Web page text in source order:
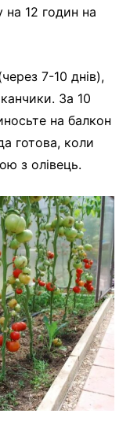
на 12 годин на
7-10 днів),
За 10
на балкон
готова, коли
з олівець.